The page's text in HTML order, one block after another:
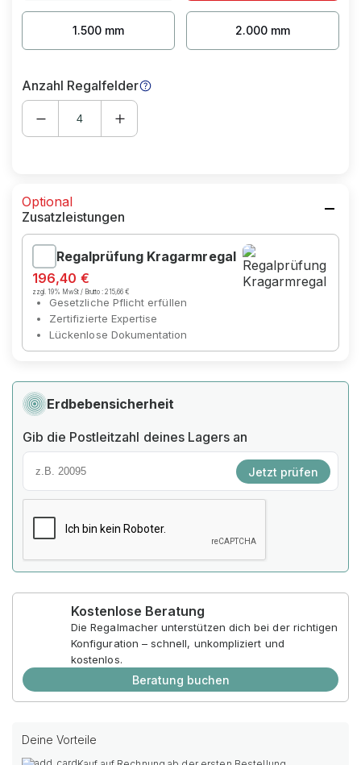
1.500 mm 2.000 mm
Anzahl Regalfelder
Optional
Zusatzleistungen
Regalprüfung Kragarmregal
196,40 €
zzgl. 19% MwSt / Brutto :215,66 €
Gesetzliche Pflicht erfüllen
Zertifizierte Expertise
Lückenlose Dokumentation
Erdbebensicherheit
Gib die Postleitzahl deines Lagers an
Jetzt prüfen
Kostenlose Beratung
Die Regalmacher unterstützen dich bei der richtigen
Konfiguration – schnell, unkompliziert und
kostenlos.
Beratung buchen
Deine Vorteile